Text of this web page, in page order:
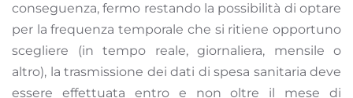
conseguenza, fermo restando la possibilità di optare
per la frequenza temporale che si ritiene opportuno
scegliere (in tempo reale, giornaliera, mensile o
altro), la trasmissione dei dati di spesa sanitaria deve
essere effettuata entro e non oltre il mese di